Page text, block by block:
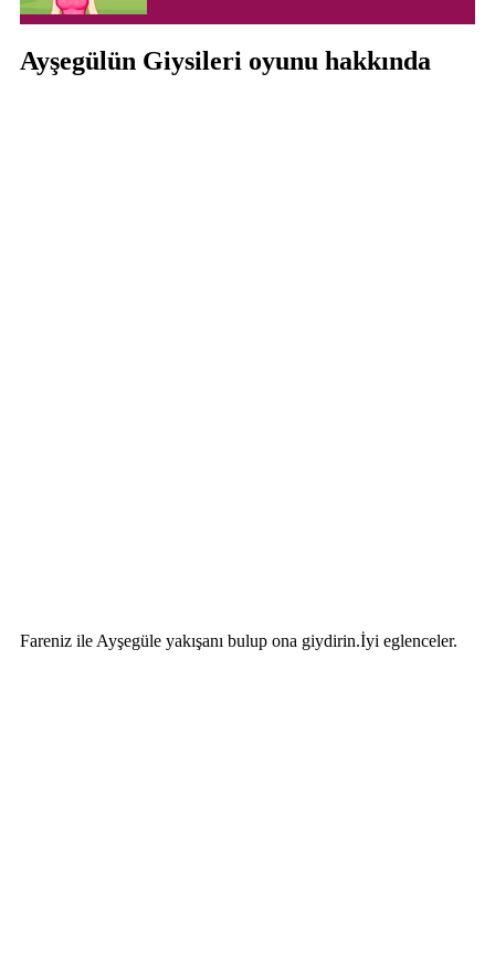
Ayşegülün Giysileri oyunu hakkında
Fareniz ile Ayşegüle yakışanı bulup ona giydirin.İyi eglenceler.